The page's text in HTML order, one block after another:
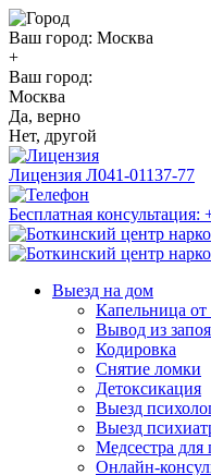
Ваш город: Москва
+
Ваш город:
Москва
Да, верно
Нет, другой
Лицензия Л041-01137-77
Бесплатная консультация:
Выезд на дом
Капельница от
Вывод из запоя
Кодировка
Снятие ломки
Детоксикация
Выезд
Выезд
Медсестра для
Онлайн-